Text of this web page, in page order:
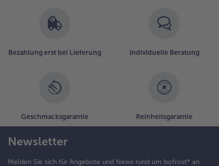
Bezahlung erst bei Lieferung Individuelle Beratung
Geschmacksgarantie Reinheitsgarantie
Newsletter
Melden Sie sich für Angebote und News rund um bofrost* an.